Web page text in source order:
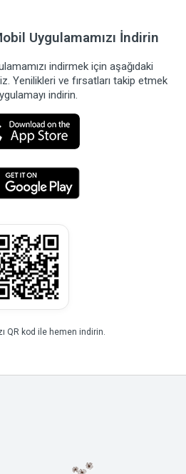
Uygulamamızı İndirin
indirmek için aşağıdaki
Yenilikleri ve fırsatları takip etmek
indirin.
QR kod ile hemen indirin.